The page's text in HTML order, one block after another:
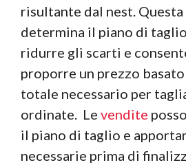
risultante dal nest.
determina il piano di
ridurre gli scarti e
proporre un prezzo
totale necessario per
ordinate. Le vendite
il piano di taglio e
necessarie prima di